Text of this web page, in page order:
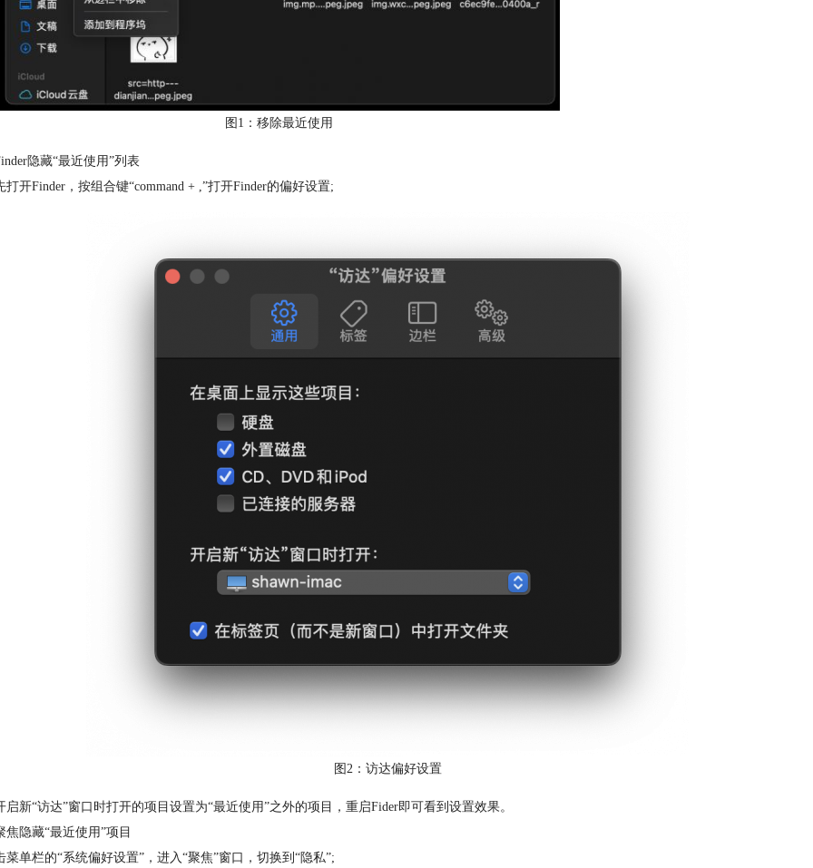
图1：移除最近使用
隐藏“最近使用”列表
打开Finder，按组合键“command + ,”打开Finder的偏好设置;
图2：访达偏好设置
启新“访达”窗口时打开的项目设置为“最近使用”之外的项目，重启Fider即可看到设置效果。
焦隐藏“最近使用”项目
菜单栏的“系统偏好设置”，进入“聚焦”窗口，切换到“隐私”;